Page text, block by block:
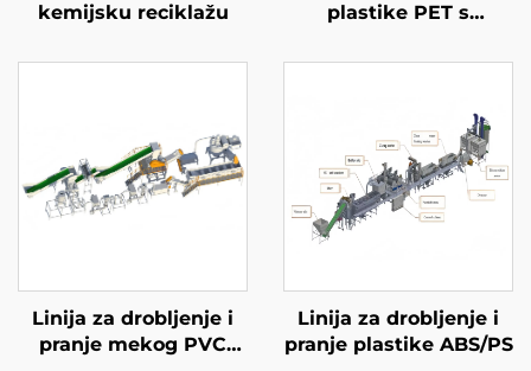
kemijsku reciklažu
plastike PET s
Linija za drobljenje i
pranje mekog PVC
Linija za drobljenje i
pranje plastike ABS/PS